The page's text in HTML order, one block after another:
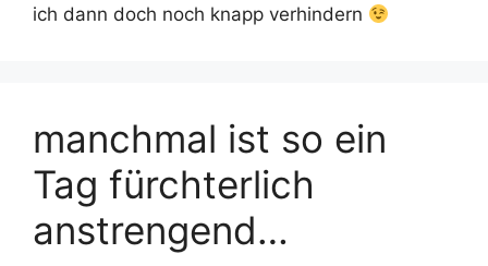
ich dann doch noch knapp verhindern
manchmal ist so ein
Tag fürchterlich
anstrengend…